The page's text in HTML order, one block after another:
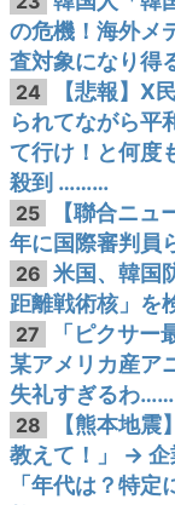
の危機！海外メ
査対象になり得
24
【悲報】X
られてながら平
て行け！と何度
殺到 ………
25
【聯合ニ
年に国際審判員
26 米国、韓国
距離戦術核」を
27
「ピクサ
某アメリカ産ア
失礼すぎるわ……
28
【熊本地
教えて！」 →
「年代は？特